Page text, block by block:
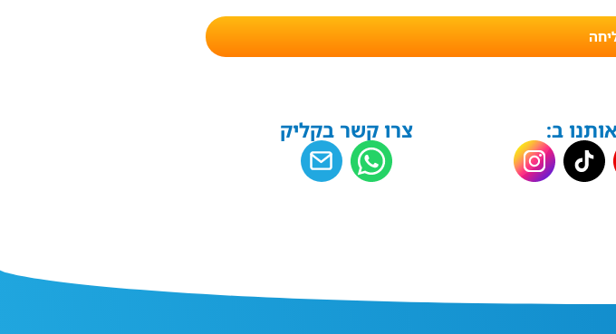
ב: צרו קשר בקליק